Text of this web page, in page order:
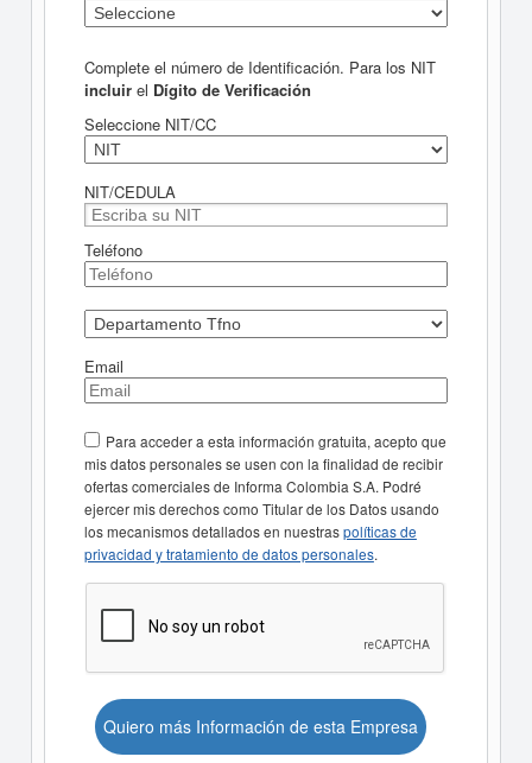
Complete el número de Identificación. Para los NIT
incluirel Dígito de Verificación
Seleccione NIT/CC
NIT/CEDULA
Teléfono
Email
Para acceder a esta información gratuita, acepto que
mis datos personales se usen con la finalidad de recibir
ofertas comerciales de Informa Colombia S.A. Podré
ejercer mis derechos como Titular de los Datos usando
los mecanismos detallados en nuestraspolíticas de
privacidad y tratamiento de datos personales.
Quiero más Información de esta Empresa